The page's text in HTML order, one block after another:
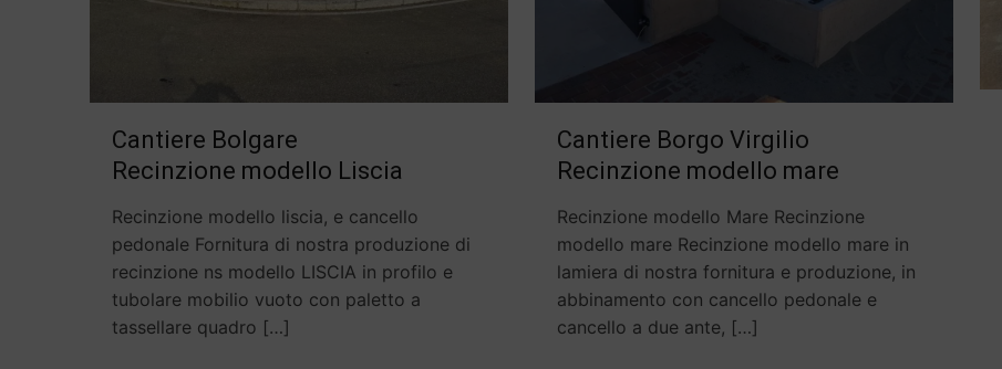
Cantiere Bolgare
Recinzione modello Liscia
Recinzione modello liscia, e cancello
pedonale Fornitura di nostra produzione di
recinzione ns modello LISCIA in profilo e
tubolare mobilio vuoto con paletto a
tassellare quadro […]
Cantiere Borgo Virgilio
Recinzione modello mare
Recinzione modello Mare Recinzione
modello mare Recinzione modello mare in
lamiera di nostra fornitura e produzione, in
abbinamento con cancello pedonale e
cancello a due ante, […]